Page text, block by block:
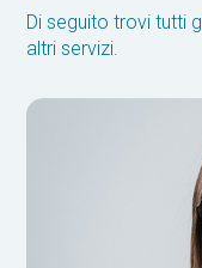
Di seguito trovi tutti
altri servizi.